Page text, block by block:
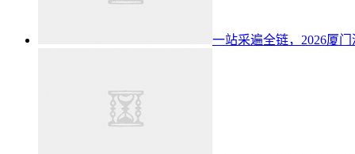
一站采遍全链，2026厦